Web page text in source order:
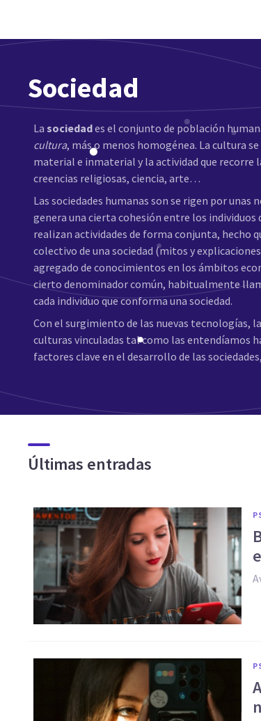
Sociedad
La sociedades el conjunto de población
cultura, más o menos homogénea. La cultura
material e inmaterial y la actividad que recorre
creencias religiosas, ciencia, arte…
Las sociedades humanas son se rigen por
genera una cierta cohesión entre los individuos
realizan actividades de forma conjunta, hecho
colectivo de una sociedad (mitos y
agregado de conocimientos en los ámbitos
cierto denominador común, habitualmente
cada individuo que conforma una sociedad.
Con el surgimiento de las nuevas tecnologías,
culturas vinculadas tal como las entendíamos
factores clave en el desarrollo de las
Últimas entradas